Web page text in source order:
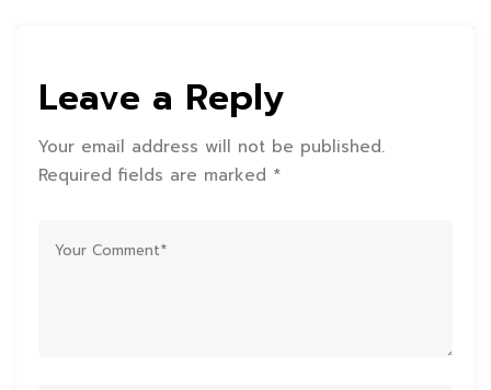
Leave a Reply
Your email address will not be published.
Required fields are marked *